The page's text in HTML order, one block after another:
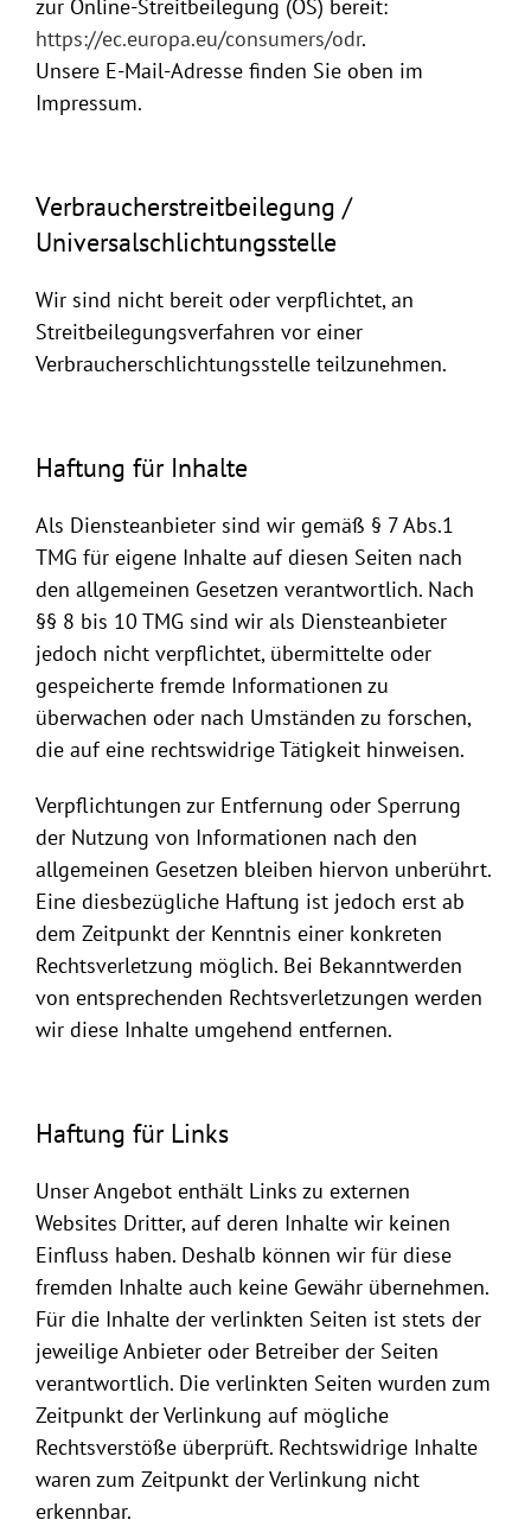
zur Online-Streitbeilegung (OS) bereit:
https://ec.europa.eu/consumers/odr.
Unsere E-Mail-Adresse finden Sie oben im
Impressum.
Verbraucherstreitbeilegung /
Universalschlichtungsstelle
Wir sind nicht bereit oder verpflichtet, an
Streitbeilegungsverfahren vor einer
Verbraucherschlichtungsstelle teilzunehmen.
Haftung für Inhalte
Als Diensteanbieter sind wir gemäß § 7 Abs.1
TMG für eigene Inhalte auf diesen Seiten nach
den allgemeinen Gesetzen verantwortlich. Nach
§§ 8 bis 10 TMG sind wir als Diensteanbieter
jedoch nicht verpflichtet, übermittelte oder
gespeicherte fremde Informationen zu
überwachen oder nach Umständen zu forschen,
die auf eine rechtswidrige Tätigkeit hinweisen.
Verpflichtungen zur Entfernung oder Sperrung
der Nutzung von Informationen nach den
allgemeinen Gesetzen bleiben hiervon unberührt.
Eine diesbezügliche Haftung ist jedoch erst ab
dem Zeitpunkt der Kenntnis einer konkreten
Rechtsverletzung möglich. Bei Bekanntwerden
von entsprechenden Rechtsverletzungen werden
wir diese Inhalte umgehend entfernen.
Haftung für Links
Unser Angebot enthält Links zu externen
Websites Dritter, auf deren Inhalte wir keinen
Einfluss haben. Deshalb können wir für diese
fremden Inhalte auch keine Gewähr übernehmen.
Für die Inhalte der verlinkten Seiten ist stets der
jeweilige Anbieter oder Betreiber der Seiten
verantwortlich. Die verlinkten Seiten wurden zum
Zeitpunkt der Verlinkung auf mögliche
Rechtsverstöße überprüft. Rechtswidrige Inhalte
waren zum Zeitpunkt der Verlinkung nicht
erkennbar.